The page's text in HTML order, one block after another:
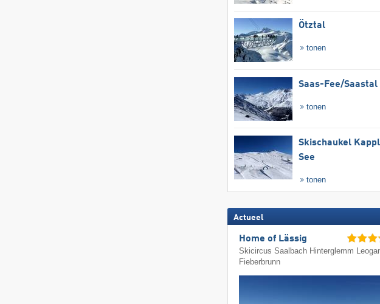
Ötztal
tonen
Saas-Fee/​Saastal
tonen
Skischaukel
See
tonen
Actueel
Home of Lässig
Skicircus Saalbach Hinterglemm
Fieberbrunn